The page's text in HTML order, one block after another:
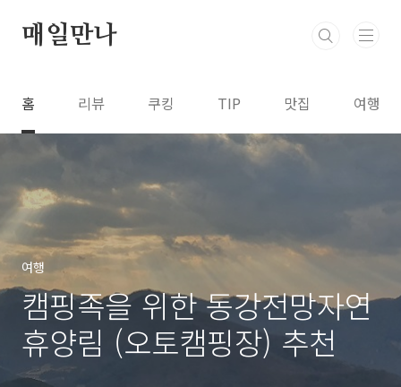
매일만나
홈 리뷰 쿠킹 TIP 맛집 여행
여행
캠핑족을 위한 동강전망자연
휴양림 (오토캠핑장) 추천